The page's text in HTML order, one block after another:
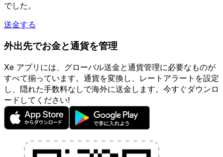
でした。
送金する
外出先でお金と通貨を管理
Xe アプリには、グローバル送金と通貨管理に必要なものが
すべて揃っています。通貨を変換し、レートアラートを設定
し、隠れた手数料なしで海外に送金します。今すぐダウンロ
ードしてください!